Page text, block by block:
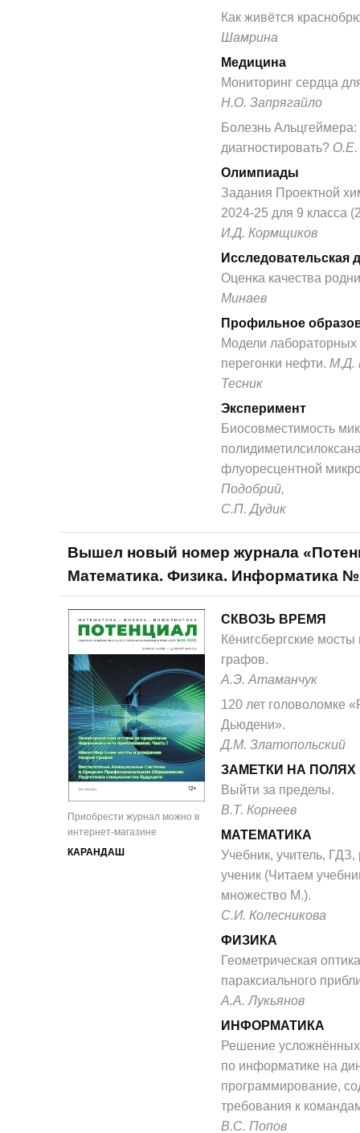
Как живётся
Шамрина
Медицина
Мониторинг сердца
Н.О. Запрягайло
Болезнь Альцгеймера:
диагностировать? О.Е.
Олимпиады
Задания Проектной
2024-25 для 9 класса
И.Д. Кормщиков
Исследовательская
Оценка качества
Минаев
Профильное
Модели лабораторных
перегонки нефти. М.Д.
Тесник
Эксперимент
Биосовместимость
флуоресцентной
Подобрий,
С.П. Дудик
Вышел новый номер журнала
Математика. Физика. Информатика
Приобрести журнал можно в
интернет-магазине
КАРАНДАШ
СКВОЗЬ ВРЕМЯ
Кёнигсбергские
графов.
А.Э. Атаманчук
120 лет головоломке
Дьюдени».
Д.М. Златопольский
ЗАМЕТКИ НА ПОЛЯХ
Выйти за пределы.
В.Т. Корнеев
МАТЕМАТИКА
Учебник, учитель,
ученик (Читаем
множество М.).
С.И. Колесникова
ФИЗИКА
Геометрическая
параксиального
А.А. Лукьянов
ИНФОРМАТИКА
Решение
по информатике на
программирование,
требования к
В.С. Попов